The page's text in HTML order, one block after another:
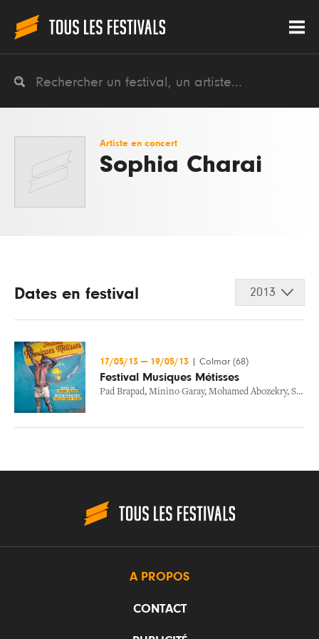
Artiste en concert
Sophia Charai
Dates en festival 2013
17/05/13 — 19/05/13 Colmar (68)
Festival Musiques Métisses
Pad Brapad, Minino Garay, Mohamed Abozekry, Sophia Charai
A PROPOS
CONTACT